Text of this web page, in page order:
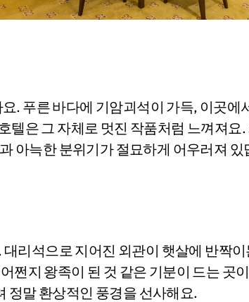
. 푸른 바다에 기암괴석이 가득, 이곳에
텔은 그 자체로 멋진 작품처럼 느껴져요.
아늑한 분위기가 절묘하게 어우러져 있
리석으로 지어진 외관이 햇살에 반짝이
쩐지 왕족이 된 것 같은 기분이 드는 곳
정말 환상적인 풍경을 선사해요.